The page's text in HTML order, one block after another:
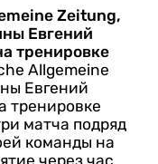
Zeitung,
Евгений
тренировке
Allgemeine
Евгений
тренировке
матча подряд
команды на
через час